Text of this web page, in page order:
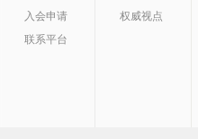
入会申请
联系平台
权威视点